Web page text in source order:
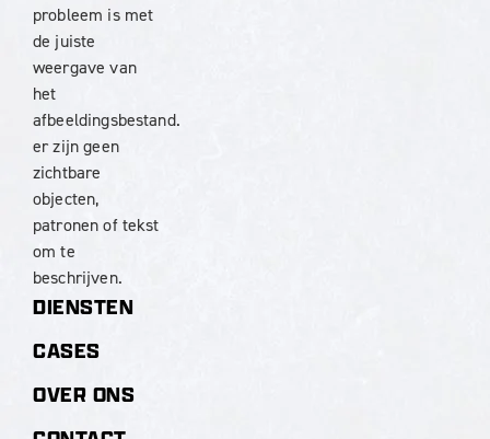
DIENSTEN
CASES
OVER ONS